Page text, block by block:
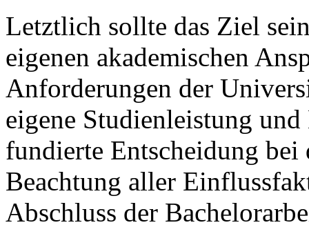
Letztlich sollte das Ziel
eigenen akademischen
Anforderungen der
eigene Studienleistung
fundierte Entscheidung bei
Beachtung aller
Abschluss der